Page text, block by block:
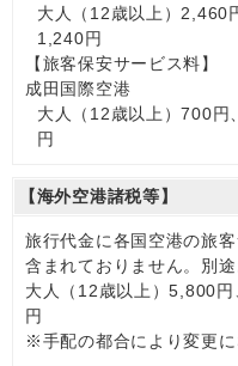
大人（12歳以上）2,460
1,240円
【旅客保安サービス料】
成田国際空港
大人（12歳以上）700円
円
【海外空港諸税等】
旅行代金に各国空港の旅
含まれておりません。別
大人（12歳以上）5,800
円
※手配の都合により変更に